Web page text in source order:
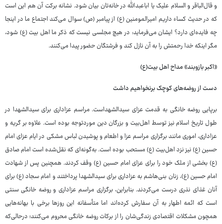
و قال‌الباقر و السلام علیک یا اباعبدالله در خانه‌تان بیان شود. نشانه برکت آن هم این است
که در حدیث کساء داریم امیرالمومنین (ع) از پیامبر (ص) سوال می‌کند اجتماع ما در اینجا
چه فایده‌ای دارد؟ ایشان می‌فرماید: در هیچ مجلسی نیست که ذکر ما اهل بیت (ع) شود،
مگر اینکه خدا رحمتش را به آن نازل کند و فرشتگان حضور پیدا می‌کنند.
«اکبر بازوبند» مداح اهل بیت(ع)
دست از روضه‌های کوچک برنخواهیم داشت
برپایی روضه خانگی به قدمت عزای سیدالشهداست. مراسم عزاداری برای سیدالشهدا در
طول تاریخ اسلام نیز توسط اهل‌بیت و بزرگان دین موردتوجه بوده است. علاوه بر گریه و
عزاداری، اموری مانند برگزاری مراسم عزا و اطعام و پوشیدن لباس مشکی در ایام عزای امام
حسین (ع) نیز نزد اهل‌بیت (ع) مستحب بوده است. به‌گونه‌ای که نقل‌شده است امام صادق
(ع) بخشی از ملک خود را برای عزای امام حسین (ع) وقف کردند. همچنین پس از شهادت
امام حسین (ع)، زنان بنی‌هاشم به عزاداری برای سیدالشهدا پرداختند و امام سجاد (ع) برای
آنان غذای نذری درست می‌کردند. بنابراین، برگزاری مراسم عزاداری و روضه خانگی سنتی
است که ائمه اطهار به آن سفارش کرده‌اند اما متأسفانه این روزها برخی با بهانه‌هایی
همچون مشکلات اقتصادی زندگی‌شان را از برکات روضه خانگی محروم می‌کنند؛ درحالی‌که